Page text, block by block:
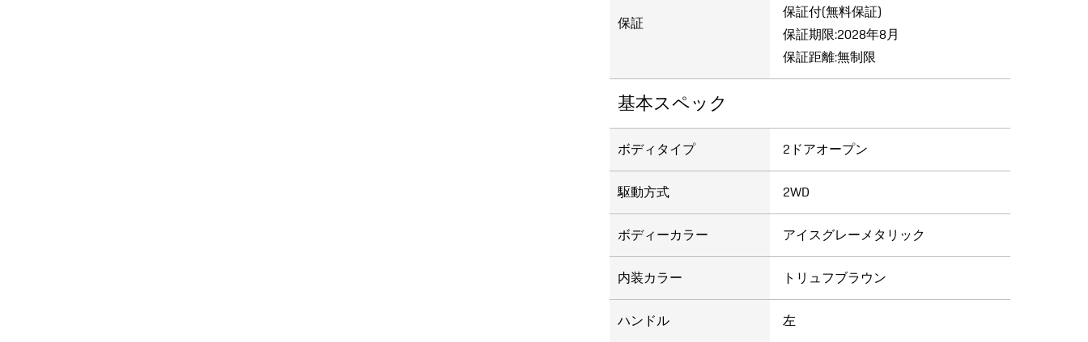
保証
保証付(無料保証)
保証期限:2028年8月
保証距離:無制限
基本スペック
ボディタイプ 2ドアオープン
駆動方式 2WD
ボディーカラー アイスグレーメタリック
内装カラー トリュフブラウン
ハンドル 左